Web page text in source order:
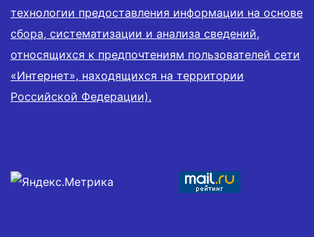
технологии предоставления информации на основе
сбора, систематизации и анализа сведений,
относящихся к предпочтениям пользователей сети
«Интернет», находящихся на территории
Российской Федерации).